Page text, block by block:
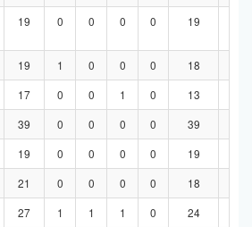
19 0 0 0 0 19
19 1 0 0 0 18
17 0 0 1 0 13
39 0 0 0 0 39
19 0 0 0 0 19
21 0 0 0 0 18
27 1 1 1 0 24